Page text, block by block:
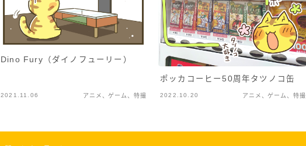
Dino Fury（ダイノフューリー）
2021.11.06 アニメ、ゲーム、特撮
ポッカコーヒー50周年タツノコ缶
2022.10.20 アニメ、ゲーム、特撮